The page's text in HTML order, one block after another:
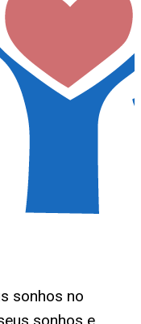
sonhos no
sonhos e